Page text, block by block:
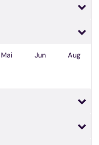
Mai Jun Aug